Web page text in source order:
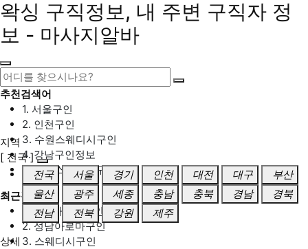
왁싱 구직정보, 내 주변 구직자 정
보 - 마사지알바
추천검색어
1. 서울구인
2. 인천구인
3. 수원스웨디시구인
4. 강남구인정보
5. 동탄스웨디시구인
최근검색어
1. 일산마사지구인
2. 성남아로마구인
3. 스웨디시구인
지역
[ 전국 ]
전국
서울 경기 인천 대전 대구
부산
울산
광주 세종 충남 충북 경남
경북
전남
전북 강원 제주
상세